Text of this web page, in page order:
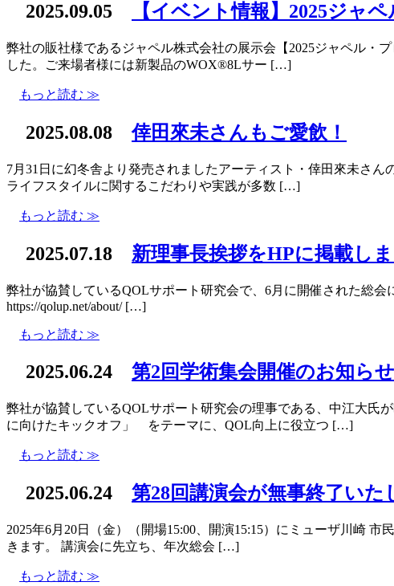
2025.09.05 【イベント情報】2025ジャ
弊社の販社様であるジャペル株式会社の展示会【2025ジャペル・
した。ご来場者様には新製品のWOX®8Lサー […]
もっと読む ≫
2025.08.08倖田來未さんもご愛飲！
7月31日に幻冬舎より発売されましたアーティスト・倖田來未さ
ライフスタイルに関するこだわりや実践が多数 […]
もっと読む ≫
2025.07.18 新理事長挨拶をHPに掲載し
弊社が協賛しているQOLサポート研究会で、6月に開催された総
https://qolup.net/about/ […]
もっと読む ≫
2025.06.24 第2回学術集会開催のお知らせ
弊社が協賛しているQOLサポート研究会の理事である、中江大氏
に向けたキックオフ」 をテーマに、QOL向上に役立つ […]
もっと読む ≫
2025.06.24 第28回講演会が無事終了いた
2025年6月20日（金）（開場15:00、開演15:15）にミューザ川崎
きます。 講演会に先立ち、年次総会 […]
もっと読む ≫